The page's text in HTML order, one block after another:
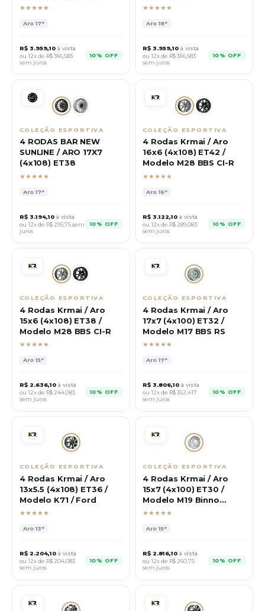
★★★★★
Aro17"
R$ 3.959,10 à vista
ou 12x de R$366,583
sem juros
10% OFF
★★★★★
Aro18"
R$ 3.959,10 à vista
ou 12x de R$366,583
sem juros
10% OFF
COLEÇÃO ESPORTIVA
4 RODAS BAR NEW
SUNLINE / ARO 17X7
(4x108) ET38
★★★★★
Aro17"
R$ 3.194,10 à vista
ou 12x de R$ 295,75sem
juros
10% OFF
COLEÇÃO ESPORTIVA
4 Rodas Krmai / Aro
16x6 (4x108) ET42 /
Modelo M28 BBS CI-R
★★★★★
Aro16"
R$ 3.122,10 à vista
ou 12x de R$ 289,083
sem juros
10% OFF
COLEÇÃO ESPORTIVA
4 Rodas Krmai / Aro
15x6 (4x108) ET38 /
Modelo M28 BBS CI-R
★★★★★
Aro15"
R$ 2.636,10 à vista
ou 12x de R$244,083
sem juros
10% OFF
COLEÇÃO ESPORTIVA
4 Rodas Krmai / Aro
17x7 (4x100) ET32 /
Modelo M17 BBS RS
★★★★★
Aro17"
R$ 3.806,10 à vista
ou 12x de R$352,417
sem juros
10% OFF
COLEÇÃO ESPORTIVA
4 Rodas Krmai / Aro
13x5.5 (4x108) ET36 /
Modelo K71 / Ford
★★★★★
Aro13"
R$ 2.204,10 à vista
ou 12x de R$ 204,083
sem juros
10% OFF
COLEÇÃO ESPORTIVA
4 Rodas Krmai / Aro
15x7 (4x100) ET30 /
Modelo M19 Binno
Aranha
★★★★★
Aro15"
R$ 2.816,10 à vista
ou 12x de R$ 260,75
sem juros
10% OFF